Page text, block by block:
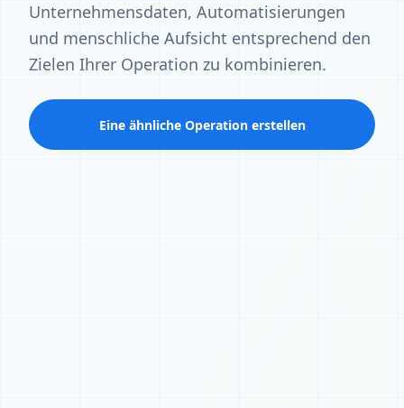
Unternehmensdaten, Automatisierungen
und menschliche Aufsicht entsprechend den
Zielen Ihrer Operation zu kombinieren.
Eine ähnliche Operation erstellen